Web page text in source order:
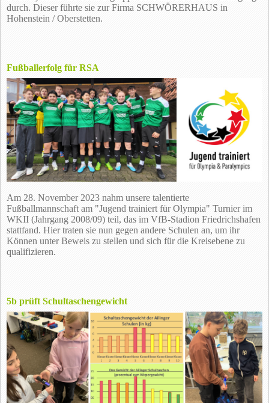
durch. Dieser führte sie zur Firma SCHWÖRERHAUS in
Hohenstein / Oberstetten.
Fußballerfolg für RSA
Am 28. November 2023 nahm unsere talentierte
Fußballmannschaft am "Jugend trainiert für Olympia" Turnier im
WKII (Jahrgang 2008/09) teil, das im VfB-Stadion Friedrichshafen
stattfand. Hier traten sie nun gegen andere Schulen an, um ihr
Können unter Beweis zu stellen und sich für die Kreisebene zu
qualifizieren.
5b prüft Schultaschengewicht